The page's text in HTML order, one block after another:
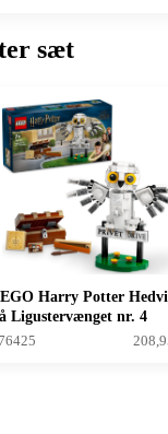
sæt
Harry Potter
Ligustervænget nr. 4